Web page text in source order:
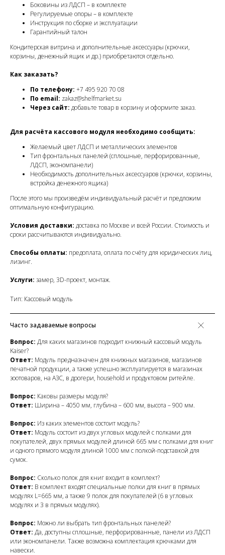
Боковины из ЛДСП – в комплекте
Регулируемые опоры – в комплекте
Инструкция по сборке и эксплуатации
Гарантийный талон
Кондитерская витрина и дополнительные аксессуары (крючки,
корзины, денежный ящик и др.) приобретаются отдельно.
Как заказать?
По телефону: +7 495 920 70 08
По email: zakaz@shelfmarket.su
Через сайт: добавьте товар в корзину и оформите заказ.
Для расчёта кассового модуля необходимо сообщить:
Желаемый цвет ЛДСП и металлических элементов
Тип фронтальных панелей (сплошные, перфорированные,
ЛДСП, экономпанели)
Необходимость дополнительных аксессуаров (крючки, корзины,
встройка денежного ящика)
После этого мы произведём индивидуальный расчёт и предложим
оптимальную конфигурацию.
Условия доставки: доставка по Москве и всей России. Стоимость и
сроки рассчитываются индивидуально.
Способы оплаты: предоплата, оплата по счёту для юридических лиц,
лизинг.
Услуги: замер, 3D-проект, монтаж.
Тип: Кассовый модуль
Часто задаваемые вопросы
Вопрос: Для каких магазинов подходит книжный кассовый модуль
Kaiser?
Ответ: Модуль предназначен для книжных магазинов, магазинов
печатной продукции, а также успешно эксплуатируется в магазинах
зоотоваров, на АЗС, в дрогери, household и продуктовом ритейле.
Вопрос: Каковы размеры модуля?
Ответ: Ширина – 4050 мм, глубина – 600 мм, высота – 900 мм.
Вопрос: Из каких элементов состоит модуль?
Ответ: Модуль состоит из двух угловых модулей с полками для
покупателей, двух прямых модулей длиной 665 мм с полками для книг
и одного прямого модуля длиной 1000 мм с полкой-подставкой для
сумок.
Вопрос: Сколько полок для книг входит в комплект?
Ответ: В комплект входят специальные полки для книг в прямых
модулях L=665 мм, а также 9 полок для покупателей (6 в угловых
модулях и 3 в прямых модулях).
Вопрос: Можно ли выбрать тип фронтальных панелей?
Ответ: Да, доступны сплошные, перфорированные, панели из ЛДСП
или экономпанели. Также возможна комплектация крючками для
навески.